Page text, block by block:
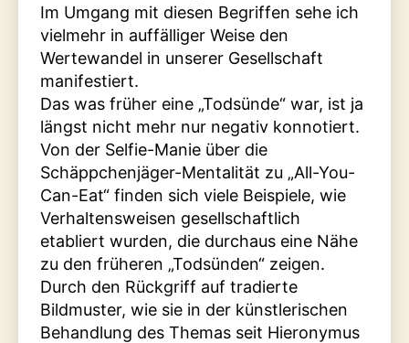
Im Umgang mit diesen Begriffen sehe ich
vielmehr in auffälliger Weise den
Wertewandel in unserer Gesellschaft
manifestiert.
Das was früher eine „Todsünde“ war, ist ja
längst nicht mehr nur negativ konnotiert.
Von der Selfie-Manie über die
Schäppchenjäger-Mentalität zu „All-You-
Can-Eat“ finden sich viele Beispiele, wie
Verhaltensweisen gesellschaftlich
etabliert wurden, die durchaus eine Nähe
zu den früheren „Todsünden“ zeigen.
Durch den Rückgriff auf tradierte
Bildmuster, wie sie in der künstlerischen
Behandlung des Themas seit Hieronymus